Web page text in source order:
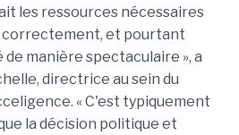
les ressources nécessaires
correctement, et pourtant
manière spectaculaire », a
directrice au sein du
« C'est typiquement
la décision politique et